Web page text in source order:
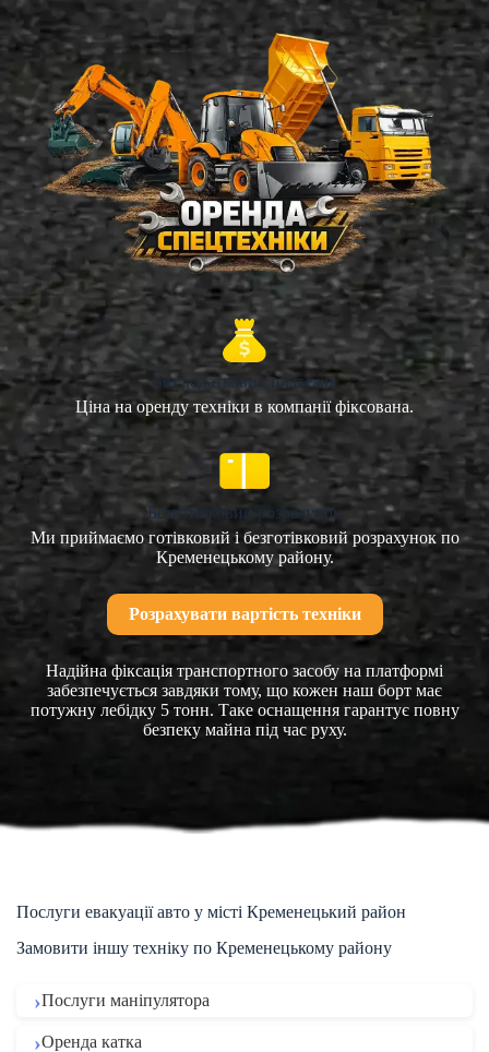
Без додаткових платежів
Ціна на оренду техніки в компанії фіксована.
Безготівковий розрахунок
Ми приймаємо готівковий і безготівковий розрахунок по
Кременецькому району.
Розрахувати вартість техніки
Надійна фіксація транспортного засобу на платформі
забезпечується завдяки тому, що кожен наш борт має
потужну лебідку 5 тонн. Таке оснащення гарантує повну
безпеку майна під час руху.
Послуги евакуації авто у місті Кременецький район
Замовити іншу техніку по Кременецькому району
Послуги маніпулятора
Оренда катка